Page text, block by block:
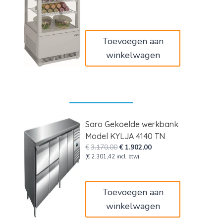
Toevoegen aan
winkelwagen
Saro Gekoelde werkbank
Model KYLJA 4140 TN
€3.170,00Oorspronkelijke
prijs
€ 1.902,00Huidige
(€ 2.301,42 incl. btw)
Toevoegen aan
winkelwagen